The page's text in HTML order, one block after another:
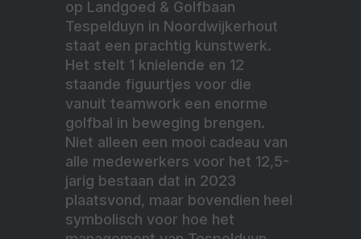
op Landgoed & Golfbaan
Tespelduyn in Noordwijkerhout
staat een prachtig kunstwerk.
Het stelt 1 knielende en 12
staande figuurtjes voor die
vanuit teamwork een enorme
golfbal in beweging brengen.
Niet alleen een mooi cadeau van
alle medewerkers voor het 12,5-
jarig bestaan dat in 2023
plaatsvond, maar bovendien heel
symbolisch voor hoe het